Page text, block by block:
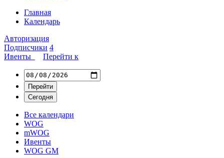
Главная
Календарь
Авторизация
Подписчики 4
Ивенты
Перейти к
Все календари
WOG
mWOG
Ивенты
WOG GM